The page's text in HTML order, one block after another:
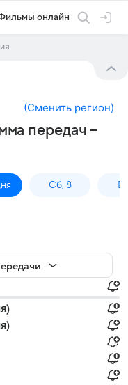
онлайн
(Сменить регион)
передач –
Сб, 8